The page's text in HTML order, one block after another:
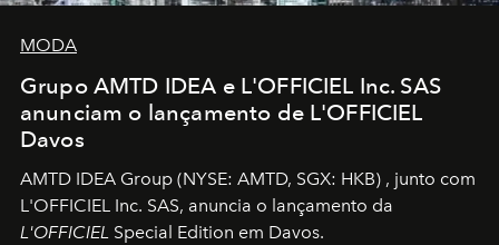
MODA
Grupo AMTD IDEA e L'OFFICIEL Inc. SAS
anunciam o lançamento de L'OFFICIEL
Davos
AMTD IDEA Group (NYSE: AMTD, SGX: HKB) , junto com
L'OFFICIEL Inc. SAS, anuncia o lançamento da
L'OFFICIEL Special Edition em Davos.